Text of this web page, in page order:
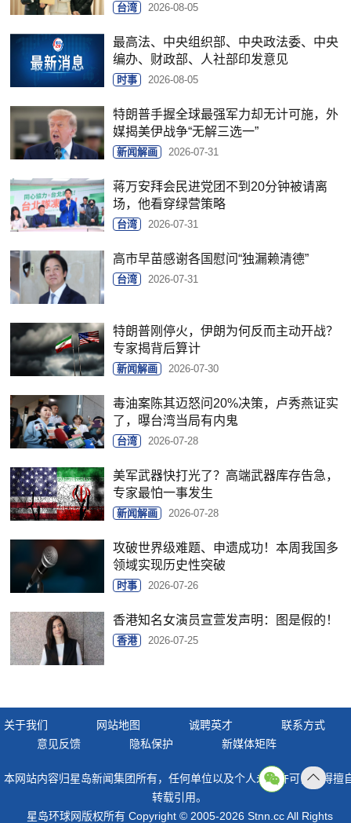
台湾 2026-08-05
最高法、中央组织部、中央政法委、中央
编办、财政部、人社部印发意见
时事 2026-08-05
特朗普手握全球最强军力却无计可施，外
媒揭美伊战争“无解三选一”
新闻解画 2026-07-31
蒋万安拜会民进党团不到20分钟被请离
场，他看穿绿营策略
台湾 2026-07-31
高市早苗感谢各国慰问“独漏赖清德”
台湾 2026-07-31
特朗普刚停火，伊朗为何反而主动开战？
专家揭背后算计
新闻解画 2026-07-30
毒油案陈其迈怒问20%决策，卢秀燕证实
了，曝台湾当局有内鬼
台湾 2026-07-28
美军武器快打光了？高端武器库存告急，
专家最怕一事发生
新闻解画 2026-07-28
攻破世界级难题、申遗成功！本周我国多
领域实现历史性突破
时事 2026-07-26
香港知名女演员宣萱发声明：图是假的！
香港 2026-07-25
关于我们 网站地图 诚聘英才
联系方式
意见反馈
隐私保护 新媒体矩阵
本网站内容归星岛新闻集团所有，任何单位以及个人未经许可，不得擅
转载引用。
星岛环球网版权所有 Copyright © 2005-2026 Stnn.cc All Rights
顶部